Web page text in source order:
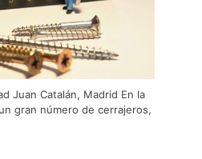
Juan Catalán, Madrid En la
gran número de cerrajeros,